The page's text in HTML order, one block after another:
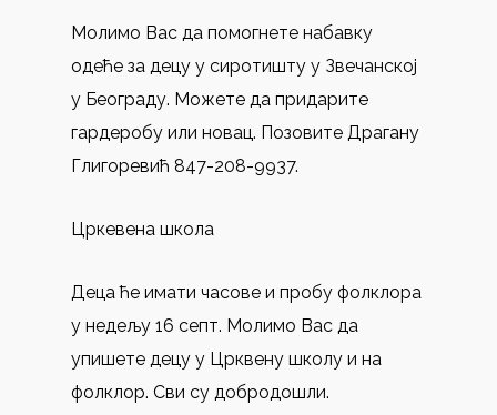
Молимо Вас да помогнете набавку
одеће за децу у сиротишту у Звечанској
у Београду. Можете да придарите
гардеробу или новац. Позовите Драгану
Глигоревић 847-208-9937.
Цркевена школа
Деца ће имати часове и пробу фолклора
у недељу 16 септ. Молимо Вас да
упишете децу у Црквену школу и на
фолклор. Сви су добродошли.